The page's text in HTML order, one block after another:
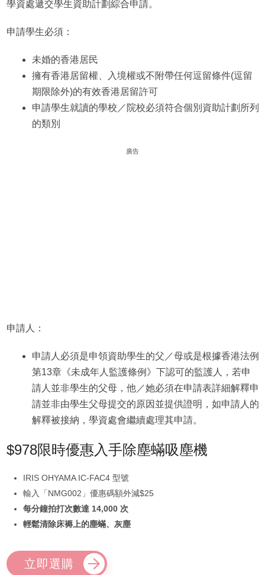
學資處遞交學生資助計劃綜合申請。
申請學生必須：
未婚的香港居民
擁有香港居留權、入境權或不附帶任何逗留條件(逗留
期限除外)的有效香港居留許可
申請學生就讀的學校／院校必須符合個別資助計劃所列
的類別
廣告
申請人：
申請人必須是申領資助學生的父／母或是根據香港法例
第13章《未成年人監護條例》下認可的監護人，若申
請人並非學生的父母，他／她必須在申請表詳細解釋申
請並非由學生父母提交的原因並提供證明，如申請人的
解釋被接納，學資處會繼續處理其申請。
$978限時優惠入手除塵蟎吸塵機
IRIS OHYAMA IC-FAC4 型號
輸入「NMG002」優惠碼額外減$25
每分鐘拍打次數達 14,000 次
輕鬆清除床褥上的塵蟎、灰塵
立即選購